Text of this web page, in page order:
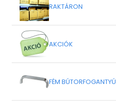
RAKTÁRON
AKCIÓK
FÉM BÚTORFOGANTYÚ